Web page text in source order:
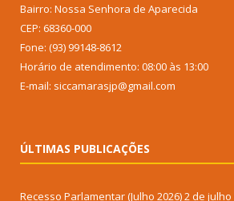
Bairro: Nossa Senhora de Aparecida
CEP: 68360-000
Fone: (93) 99148-8612
Horário de atendimento: 08:00 às 13:00
E-mail: siccamarasjp@gmail.com
ÚLTIMAS PUBLICAÇÕES
Recesso Parlamentar (Julho 2026)2 de julho